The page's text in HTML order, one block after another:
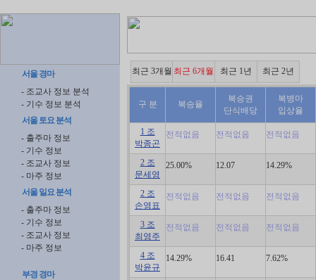
서울 경마
- 조교사 정보 분석
- 기수 정보 분석
서울 토요 분석
- 출주마 정보
- 기수 정보
- 조교사 정보
- 마주 정보
서울 일요 분석
- 출주마 정보
- 기수 정보
- 조교사 정보
- 마주 정보
부경 경마
최근 3개월 최근 6개월 최근 1년 최근 2년
구 분 복승율
복승권
단식배당
복병마
입상율
1 조
박종곤
전적없음 전적없음 전적없음
2 조
문세영
25.00% 12.07 14.29%
2 조
손영표
전적없음 전적없음 전적없음
3 조
최영주
전적없음 전적없음 전적없음
4 조
박윤규
14.29% 16.41 7.62%